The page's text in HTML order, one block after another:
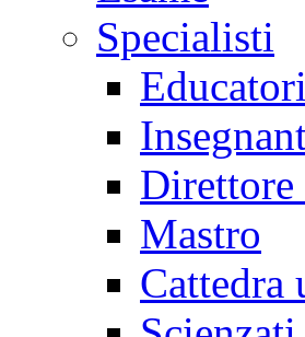
Specialisti
Educatori
Direttore
Mastro
Cattedra